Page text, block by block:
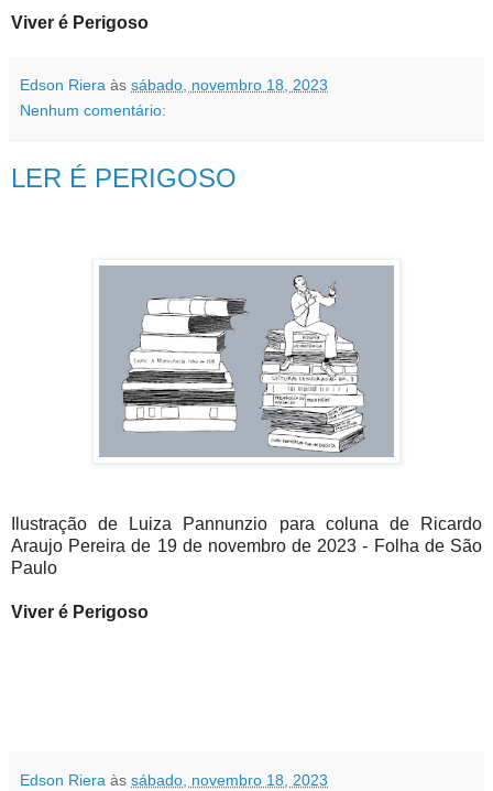
Viver é Perigoso
Edson Riera às sábado, novembro 18, 2023
Nenhum comentário:
LER É PERIGOSO
Ilustração de Luiza Pannunzio para coluna de Ricardo
Araujo Pereira de 19 de novembro de 2023 - Folha de São
Paulo
Viver é Perigoso
Edson Riera às sábado, novembro 18, 2023